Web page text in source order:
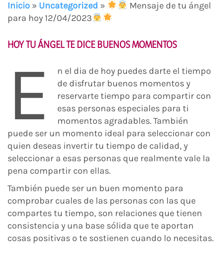
Inicio » Uncategorized »
Mensaje de tu ángel
para hoy 12/04/2023
HOY TU ÁNGEL TE DICE BUENOS MOMENTOS
E
n el dia de hoy puedes darte el tiempo
de disfrutar buenos momentos y
reservarte tiempo para compartir con
esas personas especiales para ti
momentos agradables. También
puede ser un momento ideal para seleccionar con
quien deseas invertir tu tiempo de calidad, y
seleccionar a esas personas que realmente vale la
pena compartir con ellas.
También puede ser un buen momento para
comprobar cuales de las personas con las que
compartes tu tiempo, son relaciones que tienen
consistencia y una base sólida que te aportan
cosas positivas o te sostienen cuando lo necesitas.